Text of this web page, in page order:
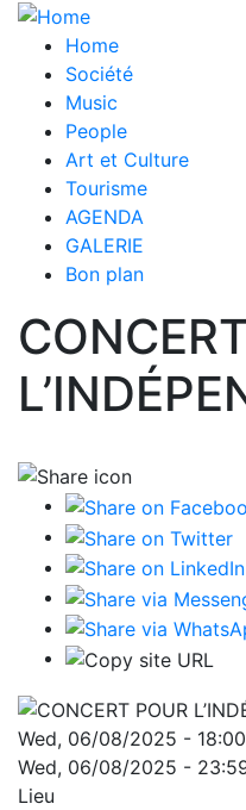
Skip
content
Main
navigation
Home
Société
Music
People
Art et Culture
Tourisme
AGENDA
GALERIE
Bon plan
Wed, 06/08/2025 - 18:00
Wed, 06/08/2025 -
Lieu